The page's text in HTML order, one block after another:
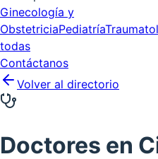
Ginecología y
ObstetriciaPediatría
todas
Contáctanos
Volver al directorio
Doctores en